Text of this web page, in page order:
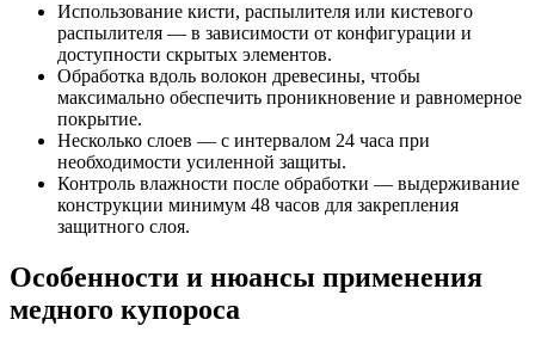
Использование кисти, распылителя или кистевого
распылителя — в зависимости от конфигурации и
доступности скрытых элементов.
Обработка вдоль волокон древесины, чтобы
максимально обеспечить проникновение и равномерное
покрытие.
Несколько слоев — с интервалом 24 часа при
необходимости усиленной защиты.
Контроль влажности после обработки — выдерживание
конструкции минимум 48 часов для закрепления
защитного слоя.
Особенности и нюансы применения
медного купороса